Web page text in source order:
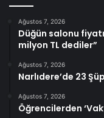
Ağustos 7, 2026
Düğün salonu
milyon TL dediler”
Ağustos 7, 2026
Narlıdere’de 23
Ağustos 7, 2026
Öğrencilerden